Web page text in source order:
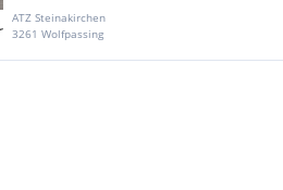
ATZ Steinakirchen
3261 Wolfpassing